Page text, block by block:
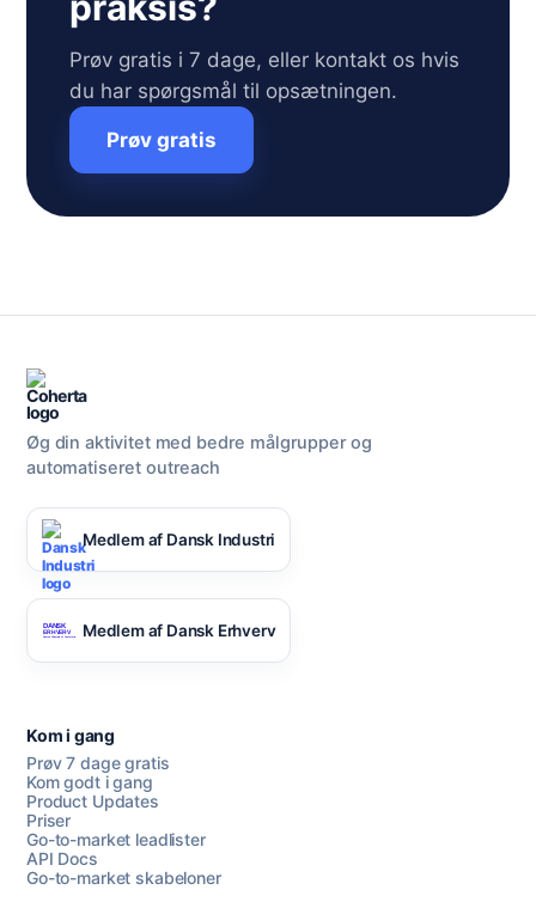
Prøv gratis i 7 dage, eller kontakt os hvis
du har spørgsmål til opsætningen.
Prøv gratis
Øg din aktivitet med bedre målgrupper og
automatiseret outreach
Medlem af Dansk Industri
Medlem af Dansk Erhverv
Kom i gang
Prøv 7 dage gratis
Kom godt i gang
Product Updates
Priser
Go-to-market leadlister
API Docs
Go-to-market skabeloner